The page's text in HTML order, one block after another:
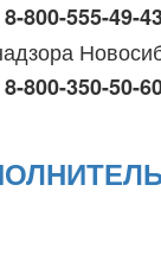
8-800-555-49-
8-800-350-50-